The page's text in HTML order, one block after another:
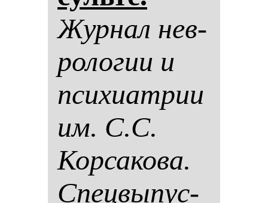
Жур­нал нев­
ро­ло­гии и
пси­хи­ат­рии
им. С.С.
Кор­са­ко­ва.
Спец­вы­пус­